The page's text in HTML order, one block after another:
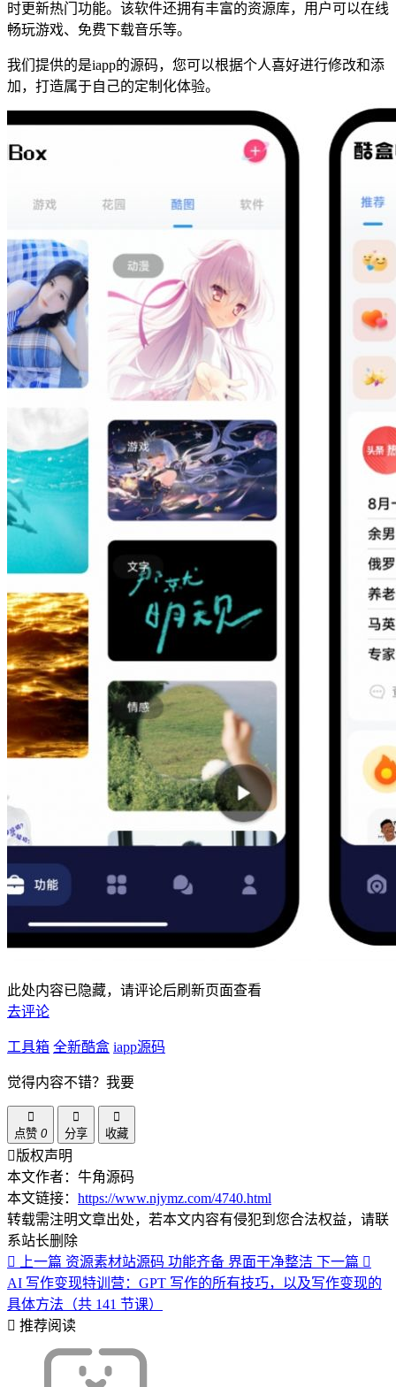
时更新热门功能。该软件还拥有丰富的资源库，用户可以在线
畅玩游戏、免费下载音乐等。
我们提供的是iapp的源码，您可以根据个人喜好进行修改和添
加，打造属于自己的定制化体验。
此处内容已隐藏，请评论后刷新页面查看
去评论
工具箱 全新酷盒 iapp源码
觉得内容不错？我要
点赞 0 分享 收藏
版权声明
本文作者：牛角源码
本文链接： https://www.njymz.com/4740.html
转载需注明文章出处，若本文内容有侵犯到您合法权益，请联
系站长删除
上一篇 资源素材站源码 功能齐备 界面干净整洁 下一篇
AI 写作变现特训营：GPT 写作的所有技巧，以及写作变现的
具体方法（共 141 节课）
推荐阅读